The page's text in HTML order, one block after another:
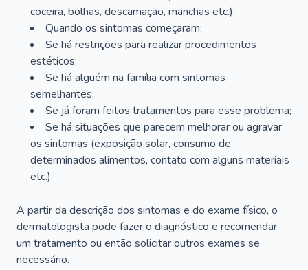
coceira, bolhas, descamação, manchas etc.);
Quando os sintomas começaram;
Se há restrições para realizar procedimentos
estéticos;
Se há alguém na família com sintomas
semelhantes;
Se já foram feitos tratamentos para esse problema;
Se há situações que parecem melhorar ou agravar
os sintomas (exposição solar, consumo de
determinados alimentos, contato com alguns materiais
etc.).
A partir da descrição dos sintomas e do exame físico, o
dermatologista pode fazer o diagnóstico e recomendar
um tratamento ou então solicitar outros exames se
necessário.